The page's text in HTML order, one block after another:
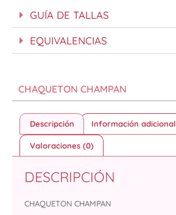
GUÍA DE TALLAS
EQUIVALENCIAS
CHAQUETON CHAMPAN
Descripción Información adicional
Valoraciones (0)
DESCRIPCIÓN
CHAQUETON CHAMPAN